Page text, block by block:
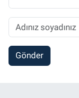
Gönder